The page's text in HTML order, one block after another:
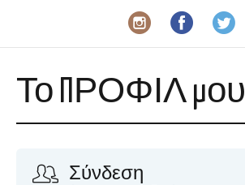
Το ΠΡΟΦΙΛ μου
Σύνδεση